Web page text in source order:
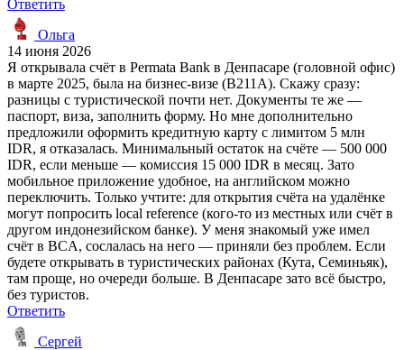
Ответить
Ольга
14 июня 2026
Я открывала счёт в Permata Bank в Денпасаре (головной офис)
в марте 2025, была на бизнес-визе (B211A). Скажу сразу:
разницы с туристической почти нет. Документы те же —
паспорт, виза, заполнить форму. Но мне дополнительно
предложили оформить кредитную карту с лимитом 5 млн
IDR, я отказалась. Минимальный остаток на счёте — 500 000
IDR, если меньше — комиссия 15 000 IDR в месяц. Зато
мобильное приложение удобное, на английском можно
переключить. Только учтите: для открытия счёта на удалёнке
могут попросить local reference (кого-то из местных или счёт в
другом индонезийском банке). У меня знакомый уже имел
счёт в BCA, сослалась на него — приняли без проблем. Если
будете открывать в туристических районах (Кута, Семиньяк),
там проще, но очереди больше. В Денпасаре зато всё быстро,
без туристов.
Ответить
Сергей